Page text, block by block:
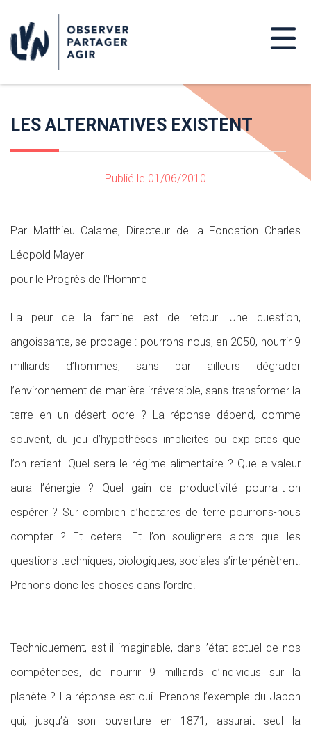
LES ALTERNATIVES EXISTENT
Publié le 01/06/2010
Par Matthieu Calame, Directeur de la Fondation Charles
Léopold Mayer
pour le Progrès de l’Homme
La peur de la famine est de retour. Une question,
angoissante, se propage : pourrons-nous, en 2050, nourrir 9
milliards d’hommes, sans par ailleurs dégrader
l’environnement de manière irréversible, sans transformer la
terre en un désert ocre ? La réponse dépend, comme
souvent, du jeu d’hypothèses implicites ou explicites que
l’on retient. Quel sera le régime alimentaire ? Quelle valeur
aura l’énergie ? Quel gain de productivité pourra-t-on
espérer ? Sur combien d’hectares de terre pourrons-nous
compter ? Et cetera. Et l’on soulignera alors que les
questions techniques, biologiques, sociales s’interpénètrent.
Prenons donc les choses dans l’ordre.
Techniquement, est-il imaginable, dans l’état actuel de nos
compétences, de nourrir 9 milliards d’individus sur la
planète ? La réponse est oui. Prenons l’exemple du Japon
qui, jusqu’à son ouverture en 1871, assurait seul la